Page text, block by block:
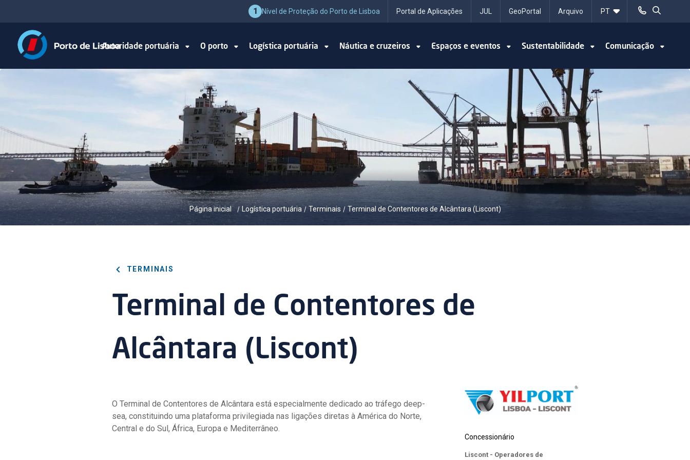
1 Nível de Proteção do Porto de Lisboa Portal de Aplicações JUL GeoPortal Arquivo
Autoridade portuária O porto Logística portuária Náutica e cruzeiros Espaços e eventos Sustentabilidade Comunicação
Página inicial/ Logística portuária/ Terminais / Terminal de Contentores de Alcântara (Liscont)
TERMINAIS
Terminal de Contentores de
Alcântara (Liscont)
O Terminal de Contentores de Alcântara está especialmente dedicado ao tráfego deep-
sea, constituindo uma plataforma privilegiada nas ligações diretas à América do Norte,
Central e do Sul, África, Europa e Mediterrâneo.
Concessionário
Liscont - Operadores de